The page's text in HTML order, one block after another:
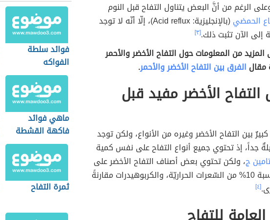
الرغم من أنَّ البعض يتناول التفاح قبل النوم
الحمضي
(بالإنجليزية: Acid reflux)، إلّا أنّه لا توجد
إلى الآن تثبت ذلك.[٣]
المزيد من المعلومات حول التفاح الأخضر والأحمر
مقال الفرق بين التفاح الأخضر والأحمر.
الأخضر مفيد قبل
بين التفاح الأخضر وغيره من الأنواع، ولكن توجد
جداً، إذ تحتوي جميع أنواع التفاح على نفس كمية
ج، ولكن تحتوي بعض أصناف التفاح الأخضر على
كميةٍ أقل بنسبة 10% من السّعرات الحراريّة، والكربوهيدرات مقارنةً
[٤]
فوائد سلطة
الفواكه
ماهي فوائد
فاكهة القشطة
ثمرة التفاح